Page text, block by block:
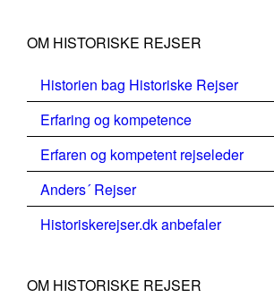
OM HISTORISKE REJSER
Historien bag Historiske Rejser
Erfaring og kompetence
Erfaren og kompetent rejseleder
Anders´ Rejser
Historiskerejser.dk anbefaler
OM HISTORISKE REJSER